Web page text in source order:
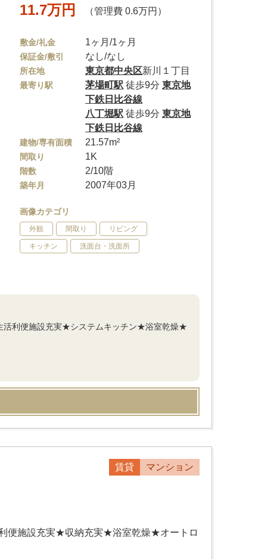
11.7万円 （管理費 0.6万円）
敷金/礼金 1ヶ月/1ヶ月
保証金/敷引 なし/なし
所在地 東京都中央区新川１丁目
最寄り駅 茅場町駅 徒歩9分東京地
下鉄日比谷線
八丁堀駅 徒歩9分東京地
下鉄日比谷線
建物/専有面積 21.57m²
間取り 1K
階数 2/10階
築年月 2007年03月
画像カテゴリ
外観 間取り リビング
キッチン 洗面台・洗面所
活利便施設充実★システムキッチン★浴室乾燥★
賃貸 マンション
便施設充実★収納充実★浴室乾燥★オートロ